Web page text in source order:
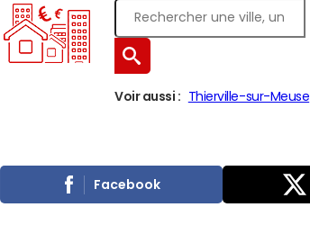
Voir aussi : Thierville-sur-Meuse
Facebook